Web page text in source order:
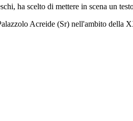
ha scelto di mettere in scena un
Acreide (Sr) nell'ambito